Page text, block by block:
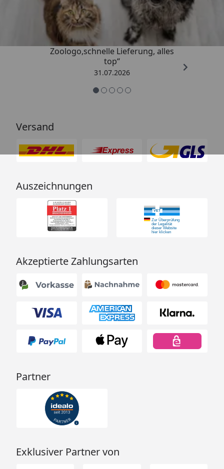
Fahrgefühl
Für alte, kranke, junge oder ängstliche Tiere bis 20
kg
360°-Frontrad, arretier- und abnehmbar
Netzeinsätze & Reißverschlüsse für Belüftung und
Herausnehmbares Kissen, waschbarer Bezug,
integrierte Kurzleine
schafft gleichzeitig wertvolle Momente für Sie –
draußen in der Natur, gemeinsam unterwegs.
4,74/ 5
„Gute Erfahrung mit
Zoologo,schnelle Lieferung, alles
top“
31.07.2026
Versand
Auszeichnungen
Akzeptierte Zahlungsarten
Partner
Exklusiver Partner von